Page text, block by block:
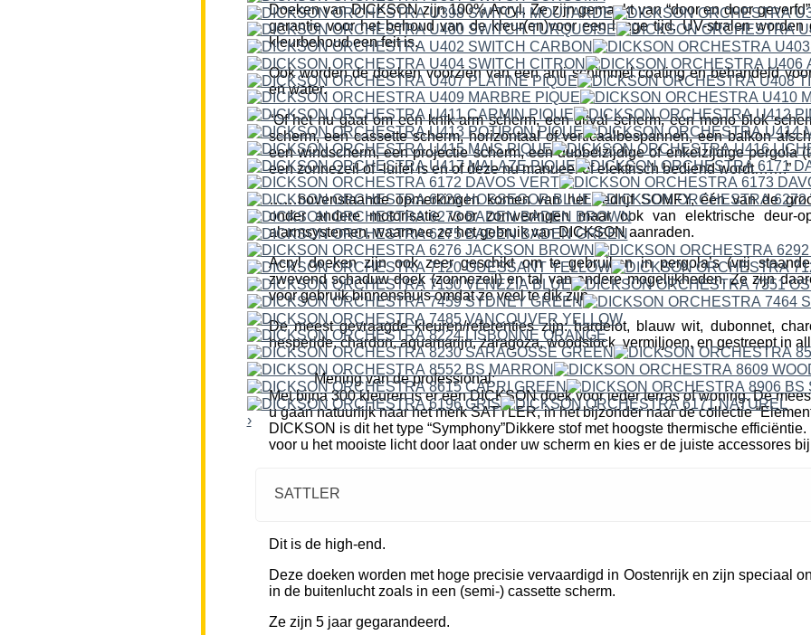
›
Doeken van DICKSON zijn 100% Acryl. Ze zijn gemaakt van “door en door
garantie voor het behoud van de kleur(en)voor een lange tijd. UV-stralen worden
kleurbehoud een feit is.
Ook worden de doeken voorzien van een anti schimmel coating en behandeld
en water.
“Of het nu gaat om een knik-arm scherm, een uitval scherm, een mono blok
scherm, een cassette scherm, horizontaal of verticaalbespannen, een balkon
een windscherm, een projectie scherm, een dubbelzijdige of enkelzijdige pergola
een zonnezeil of -luifel is en of deze nu manueel of elektrisch bediend wordt…….”
……bovenstaande opmerkingen komen van het bedrijf SOMFY, één van de
onder andere motorisatie voor zonweringen maar ook van elektrische deur-
alarmsystemen, waarmee ze het gebruik van DICKSON aanraden.
Acryl doeken zijn ook zeer geschikt om te gebruiken in pergola’s (vrij
zwevend schaduw doek (zonnezeil) en tal van andere mogelijkheden. Ze zijn
voor gebruik binnenshuis omdat ze veel te dik zijn.
De meest gevraagde kleuren/referenties zijn: hardelot, blauw wit, dubonnet,
hesperide, chardon, aquamarijn, zaragoza, woodstock, vermiljoen, en gestreept in
Mening van de professional:
Met bijna 300 kleuren is er een DICKSON doek voor ieder terras of woning. De
u gaan natuurlijk naar het merk SATTLER, in het bijzonder naar de collectie
DICKSON is dit het type “Symphony”Dikkere stof met hoogste thermische
voor u het mooiste licht door laat onder uw scherm en kies er de juiste accessores
SATTLER
Dit is de high-end.
Deze doeken worden met hoge precisie vervaardigd in Oostenrijk en zijn speciaal
in de buitenlucht zoals in een (semi-) cassette scherm.
Ze zijn 5 jaar gegarandeerd.